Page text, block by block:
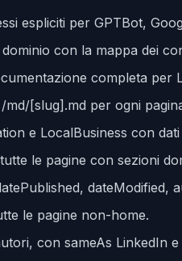
espliciti per GPTBot,
con la mappa dei
completa per
md/[slug].md per ogni
e LocalBusiness con
le pagine con sezioni
dateModified,
le pagine non-home.
con sameAs LinkedIn